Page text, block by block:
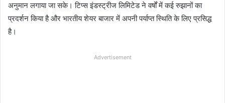
अनुमान लगाया जा सके। टिप्स इंडस्ट्रीज लिमिटेड ने वर्षों में कई रुझानों का
प्रदर्शन किया है और भारतीय शेयर बाजार में अपनी पर्याप्त स्थिति के लिए प्रसिद्ध
है।
Advertisement